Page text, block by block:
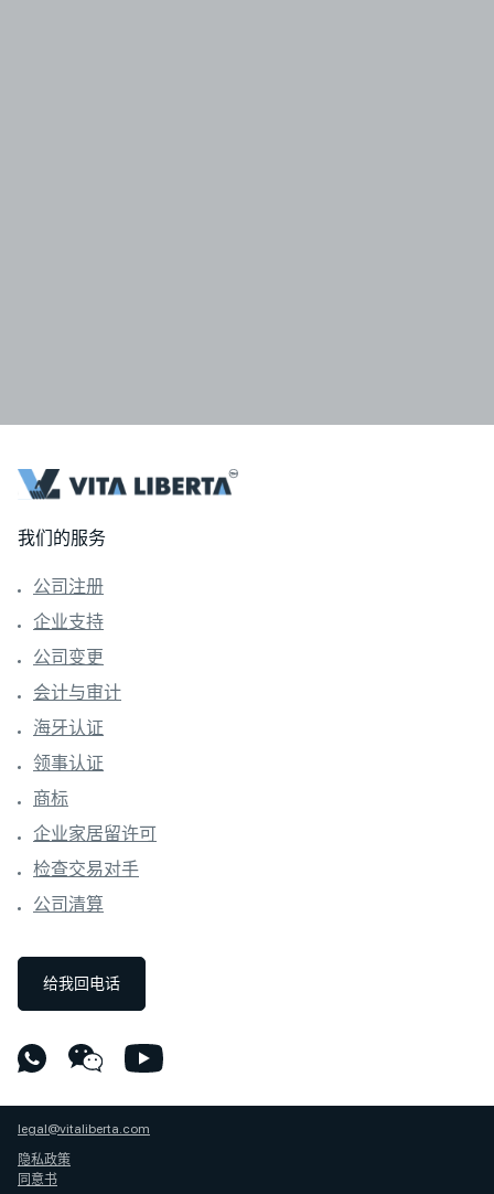
我们的服务
公司注册
企业支持
公司变更
会计与审计
海牙认证
领事认证
商标
企业家居留许可
检查交易对手
公司清算
给我回电话
legal@vitaliberta.com
隐私政策
同意书